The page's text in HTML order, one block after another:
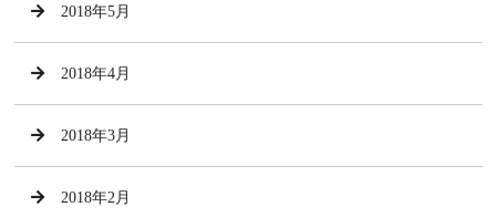
2018年5月
2018年4月
2018年3月
2018年2月